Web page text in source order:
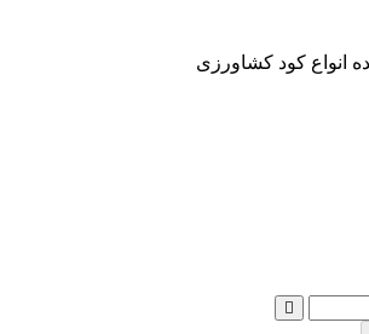
انواع کود کشاورزی